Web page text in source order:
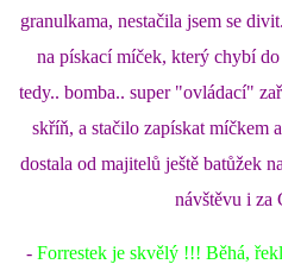
granulkama, nestačila jsem se
na pískací míček, který chybí
tedy.. bomba.. super "ovládací"
skříň, a stačilo zapískat míčkem
dostala od majitelů ještě batůžek
návštěvu i za
- Forrestek je skvělý !!! Běhá,